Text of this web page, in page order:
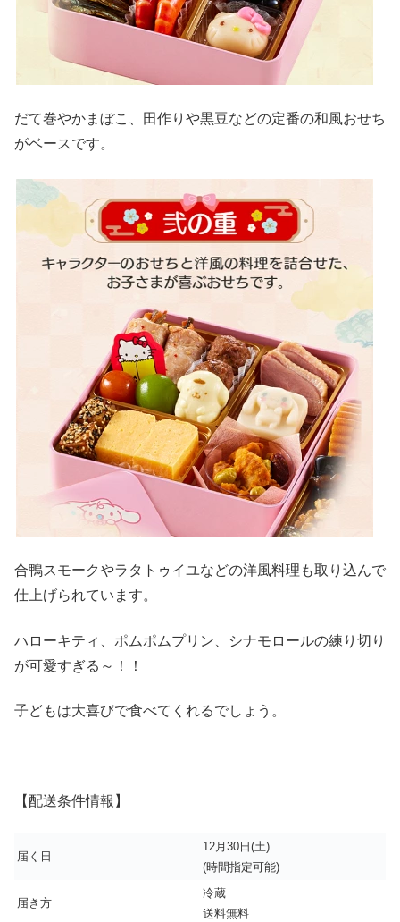
だて巻やかまぼこ、田作りや黒豆などの定番の和風おせち
がベースです。
合鴨スモークやラタトゥイユなどの洋風料理も取り込んで
仕上げられています。
ハローキティ、ポムポムプリン、シナモロールの練り切り
が可愛すぎる～！！
子どもは大喜びで食べてくれるでしょう。
【配送条件情報】
届く日
12月30日(土)
(時間指定可能)
届き方
冷蔵
送料無料